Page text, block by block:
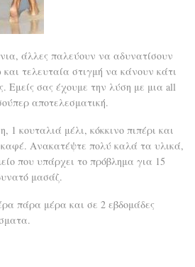
άλλες παλεύουν να αδυνατίσουν
τελευταία στιγμή να κάνουν κάτι
Εμείς σας έχουμε την λύση με μια all
αποτελεσματική.
1 κουταλιά μέλι, κόκκινο πιπέρι και
καφέ. Ανακατέψτε πολύ καλά τα υλικά,
που υπάρχει το πρόβλημα για 15
μασάζ.
πάρα μέρα και σε 2 εβδομάδες